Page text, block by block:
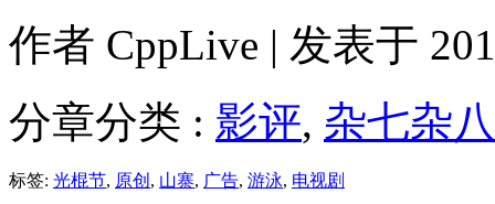
作者 CppLive | 发表于
分章分类 : 影评, 杂七杂八
标签: 光棍节, 原创 , 山寨, 广告, 游泳, 电视剧